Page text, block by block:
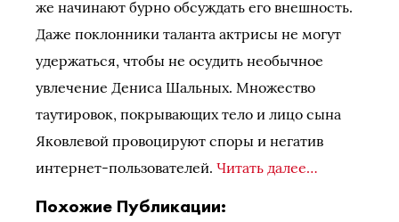
же начинают бурно обсуждать его внешность.
Даже поклонники таланта актрисы не могут
удержаться, чтобы не осудить необычное
увлечение Дениса Шальных. Множество
таутировок, покрывающих тело и лицо сына
Яковлевой провоцируют споры и негатив
интернет-пользователей. Читать далее…
Похожие Публикации: